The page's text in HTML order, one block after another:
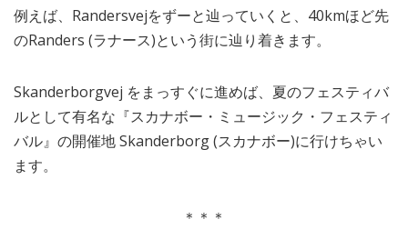
例えば、Randersvejをずーと辿っていくと、40kmほど先
のRanders (ラナース)という街に辿り着きます。
Skanderborgvej をまっすぐに進めば、夏のフェスティバ
ルとして有名な『スカナボー・ミュージック・フェスティ
バル』の開催地 Skanderborg (スカナボー)に行けちゃい
ます。
＊＊＊